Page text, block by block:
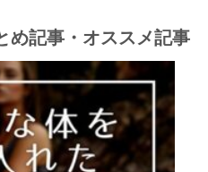
め記事・オススメ記事